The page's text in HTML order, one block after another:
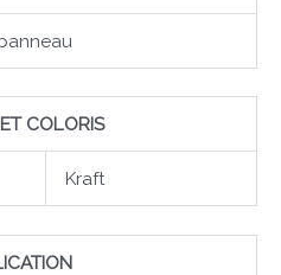
COLORIS
Kraft